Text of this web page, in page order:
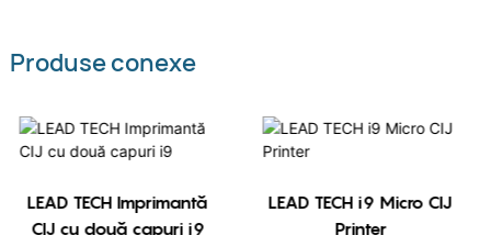
Produse conexe
LEAD TECH Imprimantă
CIJ cu două capuri i9
LEAD TECH i9 Micro CIJ
Printer